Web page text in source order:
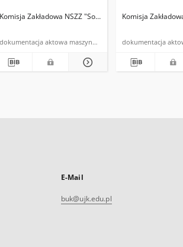
NSZZ "Solidarność" w Rejonie Budowy Dróg w Kielcach
w Rejonie Budowy Dróg w Kielcach
Komisja Zakładowa NSZZ "Solidarność" w Rejonie
dokumentacja aktowa maszynopis
Komisja
E-Mail
buk@ujk.edu.pl